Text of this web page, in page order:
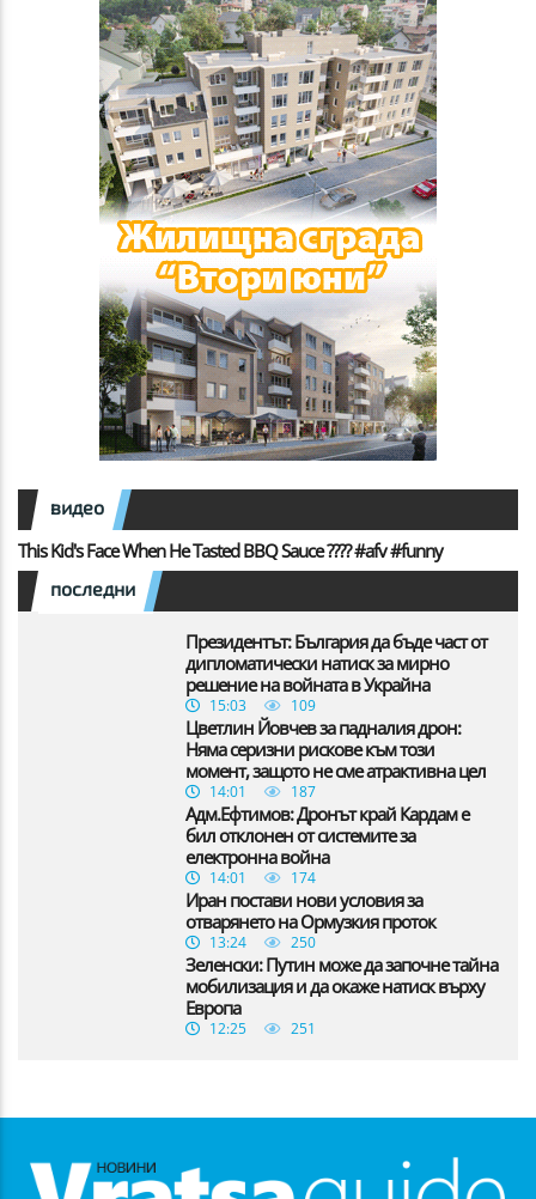
видео
This Kid's Face When He Tasted BBQ Sauce ???? #afv #funny
последни
Президентът: България да бъде част от
дипломатически натиск за мирно
решение на войната в Украйна
15:03 109
Цветлин Йовчев за падналия дрон:
Няма серизни рискове към този
момент, защото не сме атрактивна цел
14:01 187
Адм.Ефтимов: Дронът край Кардам е
бил отклонен от системите за
електронна война
14:01 174
Иран постави нови условия за
отварянето на Ормузкия проток
13:24 250
Зеленски: Путин може да започне тайна
мобилизация и да окаже натиск върху
Европа
12:25 251